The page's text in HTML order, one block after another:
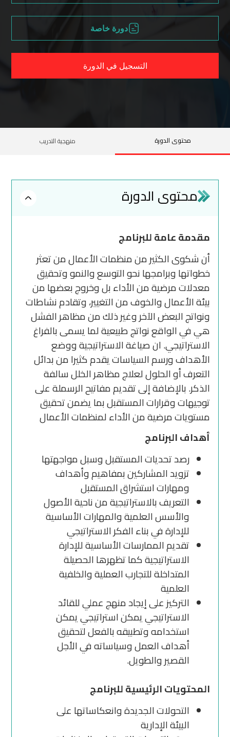
دورة خاصة
التسجيل في الدورة
محتوى الدورة منهجية التدريب
محتوى الدورة
مقدمة عامة للبرنامج
أن شكوى الكثير من منظمات الأعمال من تعثر
خطواتها وبرامجها نحو التوسع والنمو وتحقيق
معدلات مرضية من الأداء بل وخروج بعضها من
بيئة الأعمال والخوف من التغيير، وتقادم نشاطات
ونواتج البعض الآخر وغير ذلك من مظاهر الفشل
هي في الواقع نواتج طبيعية لما يسمى بالفراغ
الاستراتيجي. ان صياغة الاستراتيجية ووضع
الأهداف ورسم السياسات يقدم كثيرا من بدائل
التعرف أو الحلول لعلاج مظاهر الخلل سالفة
الذكر. بالإضافة إلى تقديم مفاتيح الرسملة على
توجيهات وقرارات المستقبل بما يضمن تحقيق
مستويات مرضية من الأداء لمنظمات الأعمال
أهداف البرنامج
رصد تحديات المستقبل وسبل مواجهتها
تزويد المشاركين بمفاهيم وأهداف
ومهارات استشراق المستقبل
التعريف بالاستراتيجية من ناحية الأصول
والأسس العلمية والمهارات الأساسية
للإدارة في بناء الفكر الاستراتيجي
تقديم الممارسات الأساسية للإدارة
الاستراتيجية كما تظهرها الحصيلة
المتداخلة للتجارب العملية والخلفية
العلمية
التركيز على إيجاد منهج عملي للقائد
الاستراتيجي يمكن استراتيجي يمكن
استخدامه وتطبيقه بالفعل لتحقيق
أهداف العمل وسياساته في الأجل
القصير والطويل.
المحتويات الرئيسية للبرنامج
التحولات الجديدة وانعكاساتها على
البيئة الإدارية